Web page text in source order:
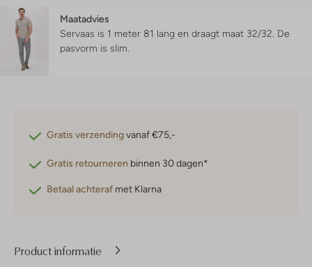
Maatadvies
Servaas is 1 meter 81 lang en draagt maat 32/32. De
pasvorm is slim
Gratis verzendingvanaf €75,-
Gratis retourneren binnen 30 dagen*
Betaal achteraf met Klarna
Product informatie